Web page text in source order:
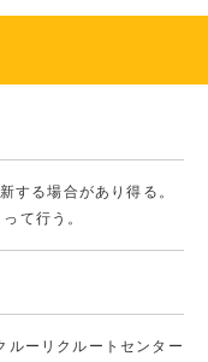
する場合があり得る。
て行う。
ルーリクルートセンター